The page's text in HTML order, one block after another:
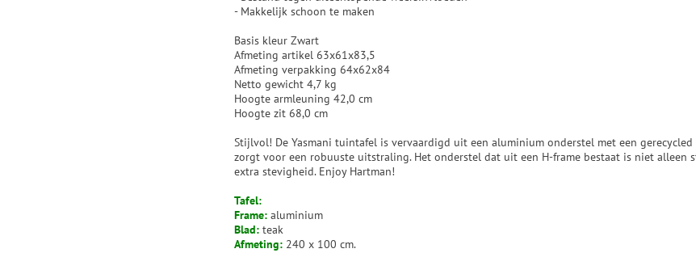
- Makkelijk schoon te maken
Basis kleur Zwart
Afmeting artikel 63x61x83,5
Afmeting verpakking 64x62x84
Netto gewicht 4,7 kg
Hoogte armleuning 42,0 cm
Hoogte zit 68,0 cm
Stijlvol! De Yasmani tuintafel is vervaardigd uit een aluminium onderstel met een gerecycled
zorgt voor een robuuste uitstraling. Het onderstel dat uit een H-frame bestaat is niet alleen
extra stevigheid. Enjoy Hartman!
Tafel:
Frame: aluminium
Blad: teak
Afmeting: 240 x 100 cm.